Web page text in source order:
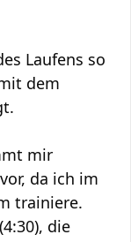
Laufens so
dem
mir
da ich im
trainiere.
die